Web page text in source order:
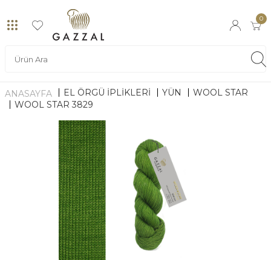
0
ANASAYFA EL ÖRGÜ İPLİKLERİ YÜN
WOOL STAR
WOOL STAR 3829